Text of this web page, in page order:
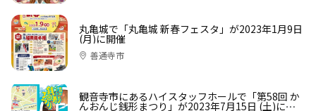
丸亀城で「丸亀城 新春フェスタ」が2023年1月9日
(月)に開催
善通寺市
観音寺市にあるハイスタッフホールで「第58回 か
んおんじ銭形まつり」が2023年7月15日 (土)に開